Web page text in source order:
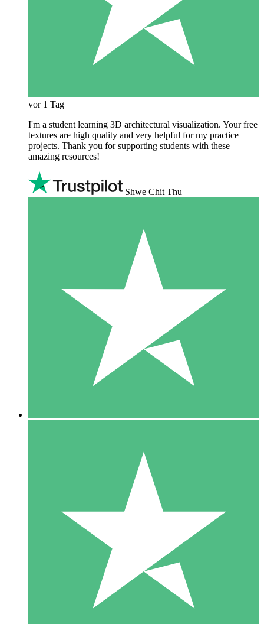
vor 1 Tag
I'm a student learning 3D architectural visualization. Your free
textures are high quality and very helpful for my practice
projects. Thank you for supporting students with these
amazing resources!
Shwe Chit Thu